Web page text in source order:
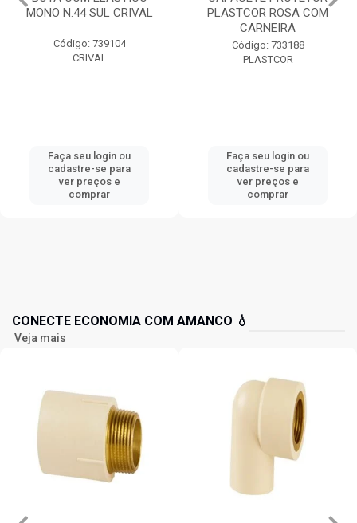
MONO N.44 SUL CRIVAL
Código: 739104
CRIVAL
Faça seu login ou
cadastre-se para
ver preços e
comprar
PLASTCOR ROSA COM
CARNEIRA
Código: 733188
PLASTCOR
Faça seu login ou
cadastre-se para
ver preços e
comprar
CONECTE ECONOMIA COM AMANCO 💧
Veja mais